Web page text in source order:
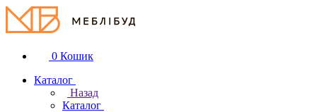
0 Кошик
Каталог
Назад
Каталог